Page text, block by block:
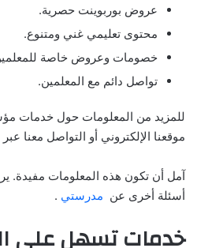
عروض بوربوينت حصرية.
محتوى تعليمي غني ومتنوع.
خصومات وعروض خاصة
تواصل دائم مع المعلمين.
للمزيد من المعلومات حول خدمات
موقعنا الإلكتروني أو التواصل معنا عبر
آمل أن تكون هذه المعلومات مفيدة.
أسئلة أخرى عن مدرستي .
خدمات تسهل علي